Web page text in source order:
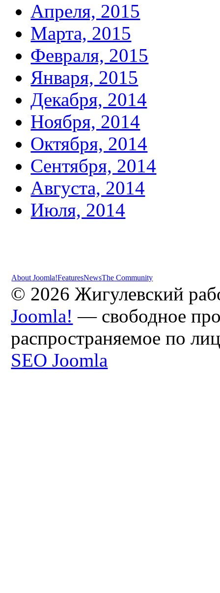
Апреля, 2015
Марта, 2015
Февраля, 2015
Января, 2015
Декабря, 2014
Ноября, 2014
Октября, 2014
Сентября, 2014
Августа, 2014
Июля, 2014
About Joomla!FeaturesNewsThe Community
© 2026 Жигулевский
Joomla! — свободное
распространяемое по
SEO Joomla